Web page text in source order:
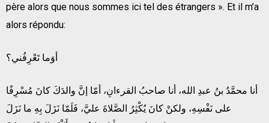
père alors que nous sommes ici tel des étrangers ». Et il m’a
alors répondu:
أوَما تَعْرِفُني؟
أنا محمَّدُ بنُ عبدِ الله، أنا صاحبُ القرءانِ، أمّا إنَّ والدَكَ كانَ مُسْرِفًا
على نَفْسِهِ، ولكنْ كانَ يُكْثِرُ الصَّلاةَ عليَّ، فَلَمّا نَزَلَ بِهِ ما نَزَلَ